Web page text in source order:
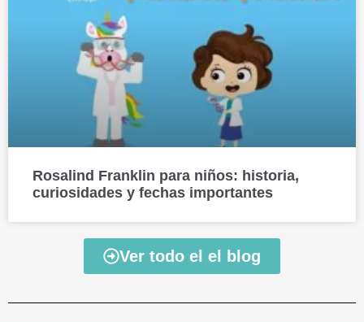
Rosalind Franklin para niños: historia,
curiosidades y fechas importantes
Ver todo el el blog